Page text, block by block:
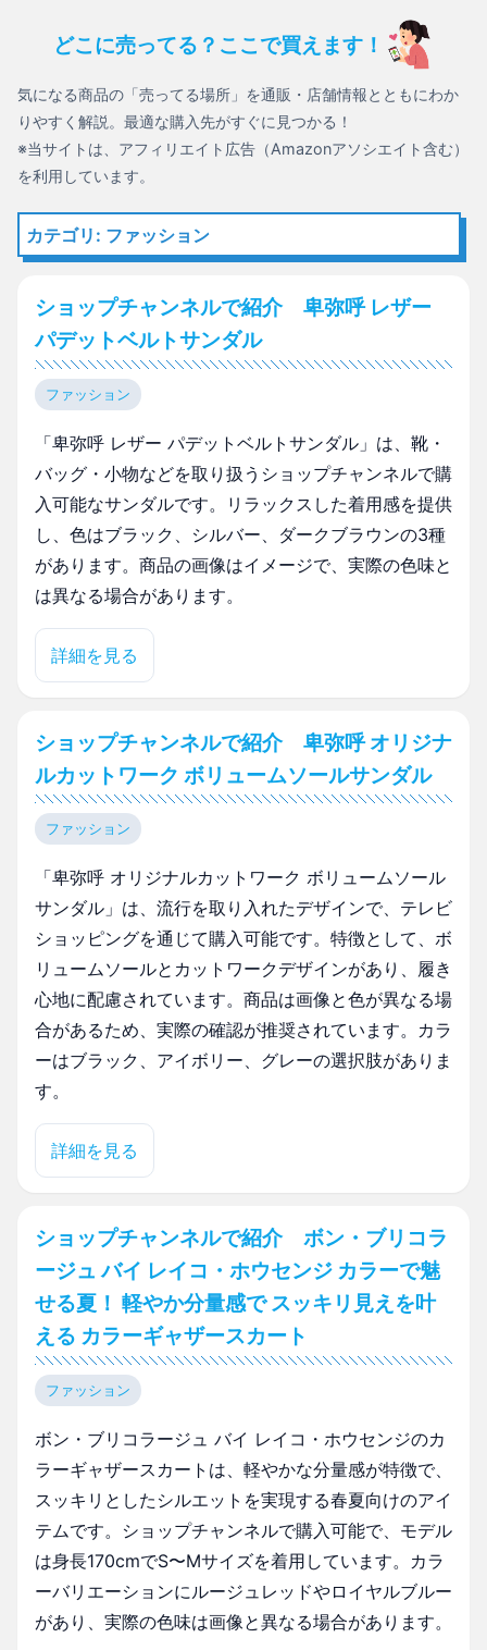
どこに売ってる？ここで買えます！
気になる商品の「売ってる場所」を通販・店舗情報とともにわか
りやすく解説。最適な購入先がすぐに見つかる！
※当サイトは、アフィリエイト広告（Amazonアソシエイト含む）
を利用しています。
カテゴリ: ファッション
ショップチャンネルで紹介 卑弥呼 レザー
パデットベルトサンダル
ファッション
「卑弥呼 レザー パデットベルトサンダル」は、靴・
バッグ・小物などを取り扱うショップチャンネルで購
入可能なサンダルです。リラックスした着用感を提供
し、色はブラック、シルバー、ダークブラウンの3種
があります。商品の画像はイメージで、実際の色味と
は異なる場合があります。
詳細を見る
ショップチャンネルで紹介 卑弥呼 オリジナ
ルカットワーク ボリュームソールサンダル
ファッション
「卑弥呼 オリジナルカットワーク ボリュームソール
サンダル」は、流行を取り入れたデザインで、テレビ
ショッピングを通じて購入可能です。特徴として、ボ
リュームソールとカットワークデザインがあり、履き
心地に配慮されています。商品は画像と色が異なる場
合があるため、実際の確認が推奨されています。カラ
ーはブラック、アイボリー、グレーの選択肢がありま
す。
詳細を見る
ショップチャンネルで紹介 ボン・ブリコラ
ージュ バイ レイコ・ホウセンジ カラーで魅
せる夏！ 軽やか分量感で スッキリ見えを叶
える カラーギャザースカート
ファッション
ボン・ブリコラージュ バイ レイコ・ホウセンジのカ
ラーギャザースカートは、軽やかな分量感が特徴で、
スッキリとしたシルエットを実現する春夏向けのアイ
テムです。ショップチャンネルで購入可能で、モデル
は身長170cmでS〜Mサイズを着用しています。カラ
ーバリエーションにルージュレッドやロイヤルブルー
があり、実際の色味は画像と異なる場合があります。